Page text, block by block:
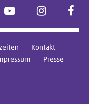
YouTube Instagram
Kontakt
Presse